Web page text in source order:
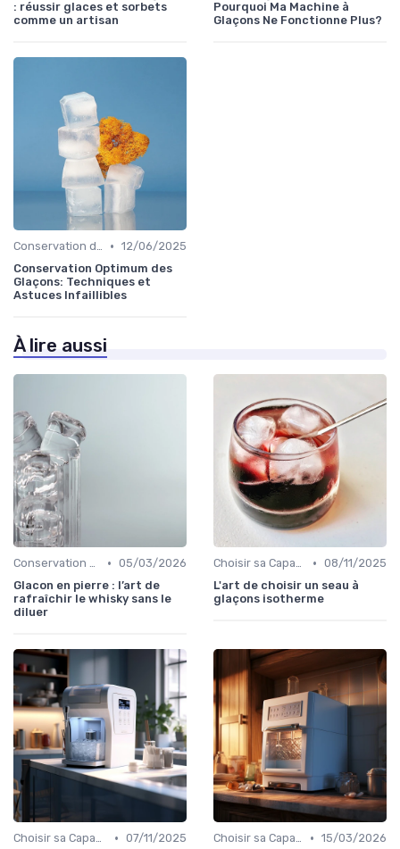
: réussir glaces et sorbets
comme un artisan
Pourquoi Ma Machine à
Glaçons Ne Fonctionne Plus?
Conservation des Glaçons • 12/06/2025
Conservation Optimum des
Glaçons: Techniques et
Astuces Infaillibles
À lire aussi
Conservation des Glaçons • 05/03/2026
Glacon en pierre : l’art de
rafraîchir le whisky sans le
diluer
Choisir sa Capacité • 08/11/2025
L'art de choisir un seau à
glaçons isotherme
Choisir sa Capacité • 07/11/2025
Choisir sa Capacité • 15/03/2026